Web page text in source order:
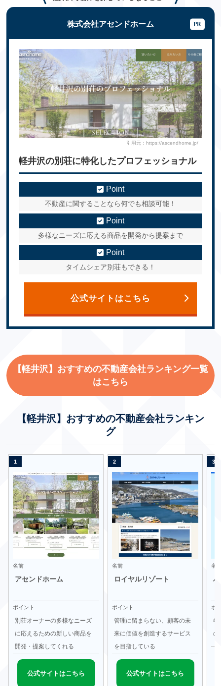
株式会社アセンドホーム
引用元：https://ascendhome.jp/
軽井沢の別荘に特化したプロフェッショナル
Point
不動産に関することなら何でも相談可能！
Point
多様なニーズに応える商品を開発から提案まで
Point
タイムシェア別荘もできる！
公式サイトはこちら
【軽井沢】おすすめの不動産会社ランキング一覧
はこちら
【軽井沢】おすすめの不動産会社ランキン
グ
名前
アセンドホーム
ポイント
別荘オーナーの多様なニーズ
に応えるための新しい商品を
開発・提案してくれる
公式サイトはこちら
名前
ロイヤルリゾート
ポイント
管理に留まらない、顧客の未
来に価値を創造するサービス
を目指している
公式サイトはこちら
名
ポ
年
の